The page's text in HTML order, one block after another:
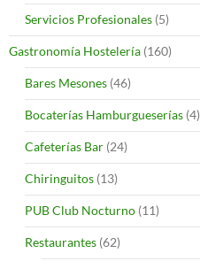
Servicios Profesionales (5)
Gastronomía Hostelería (160)
Bares Mesones (46)
Bocaterías Hamburgueserías (4)
Cafeterías Bar (24)
Chiringuitos (13)
PUB Club Nocturno (11)
Restaurantes (62)